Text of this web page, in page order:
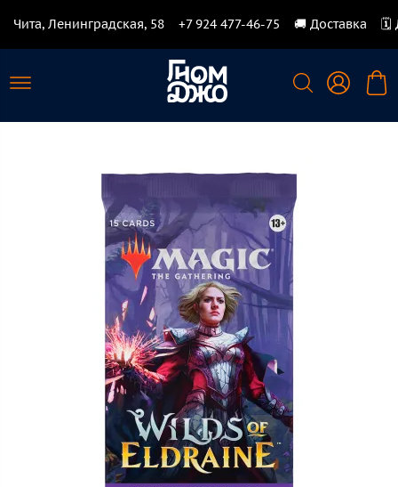
Чита, Ленинградская, 58 +7 924 477-46-75 🚚 Доставка 🗓️